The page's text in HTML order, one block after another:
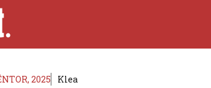
2025 Klea